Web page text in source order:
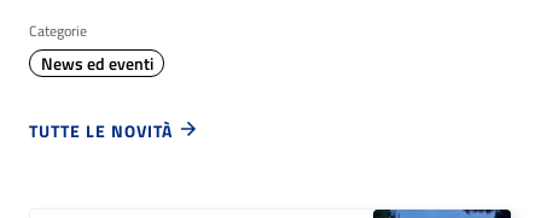
Categorie
News ed eventi
TUTTE LE NOVITÀ